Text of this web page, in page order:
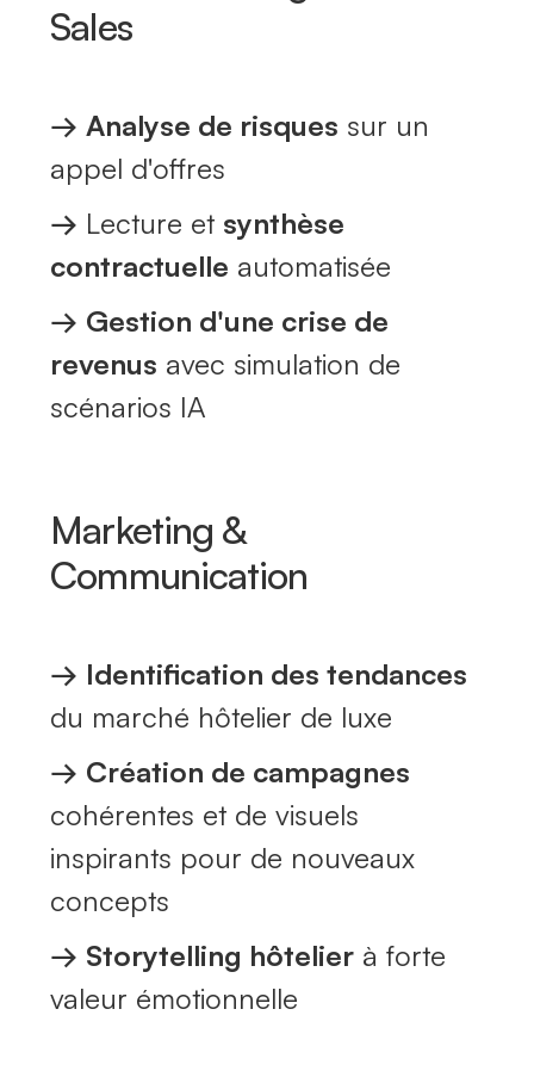
Sales
→ Analyse de risques sur un
appel d'offres
→ Lecture et synthèse
contractuelle automatisée
→ Gestion d'une crise de
revenus avec simulation de
scénarios IA
Marketing &
Communication
→ Identification des tendances
du marché hôtelier de luxe
→ Création de campagnes
cohérentes et de visuels
inspirants pour de nouveaux
concepts
→ Storytelling hôtelier à forte
valeur émotionnelle